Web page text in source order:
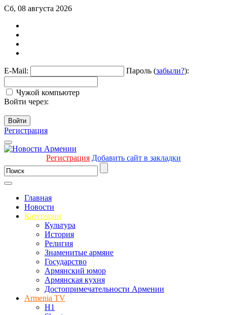
Сб, 08 августа 2026
E-Mail: Пароль (забыли?):
Чужой компьютер
Войти через:
Войти
Регистрация
Регистрация Добавить сайт в закладки
Главная
Новости
Категории
Культура
История
Религия
Знаменитые армяне
Государство
Армянский юмор
Армянская кухня
Достопримечательности Армении
Armenia TV
H1